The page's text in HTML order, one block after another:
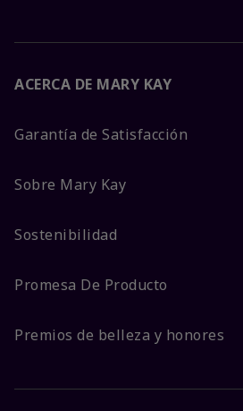
ACERCA DE MARY KAY
Garantía de Satisfacción
Sobre Mary Kay
Sostenibilidad
Promesa De Producto
Premios de belleza y honores